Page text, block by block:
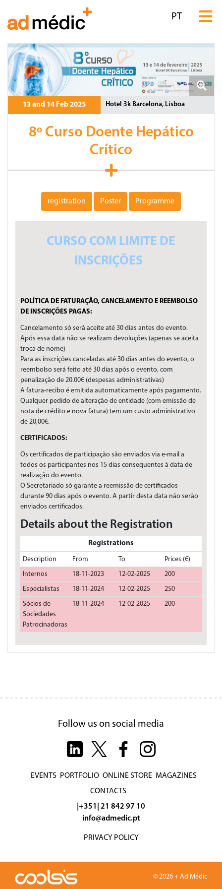
PT
13 and 14 Feb 2025 Hotel 3k Barcelona, Lisboa
8º Curso Doente Hepático
Crítico
registration Poster Programme
CURSO COM LIMITE DE
INSCRIÇÕES
POLÍTICA DE FATURAÇÃO, CANCELAMENTO E REEMBOLSO
DE INSCRIÇÕES PAGAS:
Cancelamento só será aceite até 30 dias antes do evento.
Após essa data não se realizam devoluções (apenas se aceita
troca de nome)
Para as inscrições canceladas até 30 dias antes do evento, o
reembolso será feito até 30 dias após o evento, com
penalização de 20.00€ (despesas administrativas)
A fatura-recibo é emitida automaticamente após pagamento.
Qualquer pedido de alteração de entidade (com emissão de
nota de crédito e nova fatura) tem um custo administrativo
de 20,00€.
CERTIFICADOS:
Os certificados de participação são enviados via e-mail a
todos os participantes nos 15 dias consequentes à data de
realização do evento.
O Secretariado só garante a reemissão de certificados
durante 90 dias após o evento. A partir desta data não serão
enviados certificados.
Details about the Registration
Registrations
Description From To
Prices (€)
Internos
18-11-2023 12-02-2025
200
Especialistas
18-11-2024 12-02-2025
250
Sócios de
Sociedades
Patrocinadoras
18-11-2024 12-02-2025 200
Follow us on social media
EVENTS PORTFOLIO ONLINE STORE MAGAZINES
CONTACTS
|+351| 21 842 97 10
info@admedic.pt
PRIVACY POLICY
© 2026 + Ad Médic